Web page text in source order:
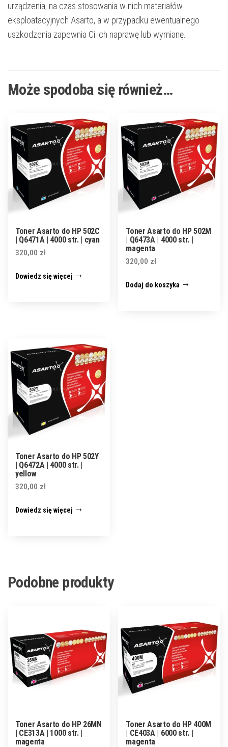
urządzenia, na czas stosowania w nich materiałów
eksploatacyjnych Asarto, a w przypadku ewentualnego
uszkodzenia zapewnia Ci ich naprawę lub wymianę.
Może spodoba się również…
Toner Asarto do HP 502C
| Q6471A | 4000 str. | cyan
320,00 zł
Dowiedz się więcej
Toner Asarto do HP 502M
| Q6473A | 4000 str. |
magenta
320,00 zł
Dodaj do koszyka
Toner Asarto do HP 502Y
| Q6472A | 4000 str. |
yellow
320,00 zł
Dowiedz się więcej
Podobne produkty
Toner Asarto do HP 26MN
| CE313A | 1000 str. |
magenta
Toner Asarto do HP 400M
| CE403A | 6000 str. |
magenta